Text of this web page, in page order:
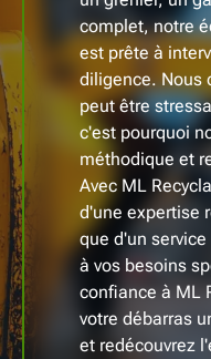
complet, notre
est prête à
diligence. Nous
peut être
c'est pourquoi
méthodique et
Avec ML
d'une expertise
que d'un
à vos besoins
confiance à ML
votre débarras
et redécouvrez